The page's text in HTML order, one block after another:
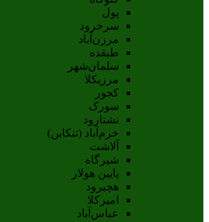
پول
سرخرود
مرزن‌آباد
طبقده
سلمان‌شهر
مرزیکلا
کجور
سورک
نشتارود
خرم‌آباد (تنکابن)
آلاشت
شیرگاه
پایین هولار
هچیرود
امیرکلا
عباس‌آباد